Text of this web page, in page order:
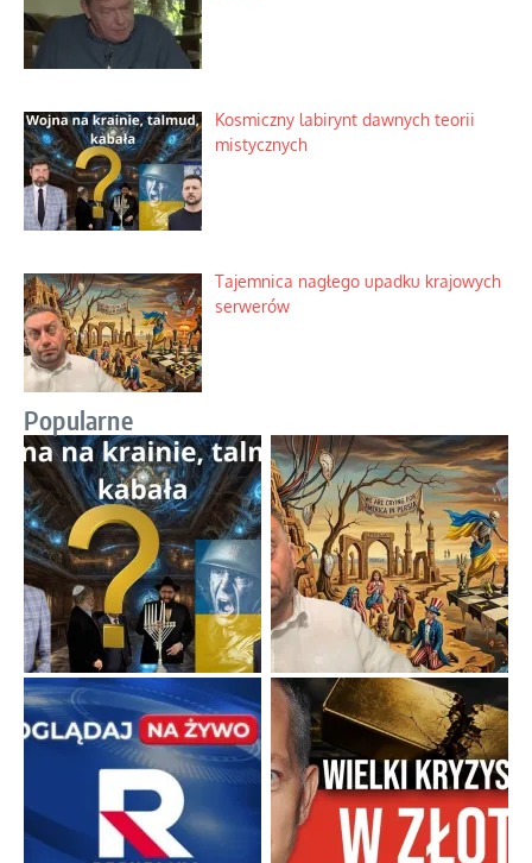
Kosmiczny labirynt dawnych teorii
mistycznych
Tajemnica nagłego upadku krajowych
serwerów
Popularne